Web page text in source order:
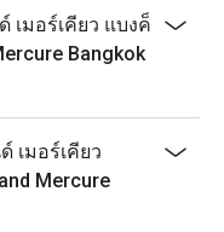
าฮอว์ก เนื้อญี่ปุ่น ชุด
เมนูตามสั่ง)
เมอร์เคียว แบงค็
Bangkok
เมอร์เคียว
Mercure